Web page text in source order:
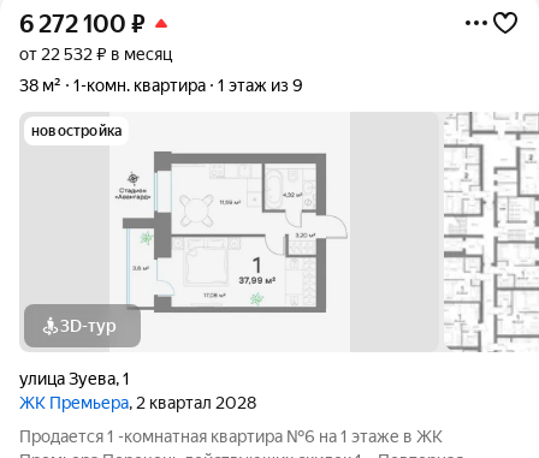
6 272 100 ₽
от 22 532 ₽ в месяц
38 м²
1-комн. квартира 1 этаж из 9
новостройка
3D-тур
улица Зуева,1
ЖК Премьера, 2 квартал 2028
Продается 1 -комнатная квартира №6 на 1 этаже в ЖК